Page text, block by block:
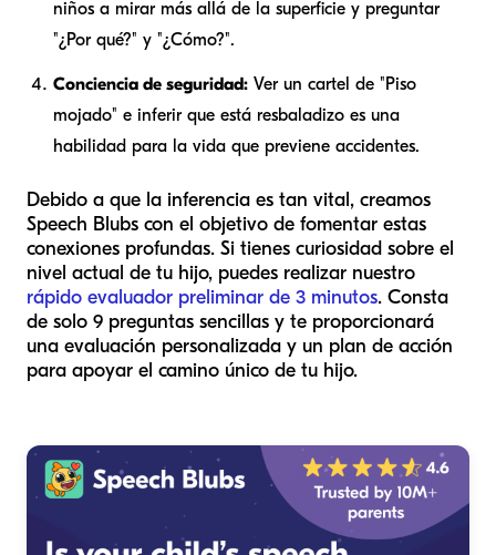
niños a mirar más allá de la superficie y preguntar
"¿Por qué?" y "¿Cómo?".
Conciencia de seguridad: Ver un cartel de "Piso
mojado" e inferir que está resbaladizo es una
habilidad para la vida que previene accidentes.
Debido a que la inferencia es tan vital, creamos
Speech Blubs con el objetivo de fomentar estas
conexiones profundas. Si tienes curiosidad sobre el
nivel actual de tu hijo, puedes realizar nuestro
rápido evaluador preliminar de 3 minutos. Consta
de solo 9 preguntas sencillas y te proporcionará
una evaluación personalizada y un plan de acción
para apoyar el camino único de tu hijo.